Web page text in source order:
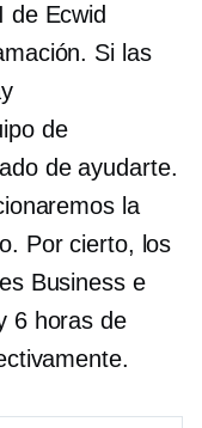
de Ecwid
Si las
de
de ayudarte.
la
Por cierto, los
Business e
6 horas de